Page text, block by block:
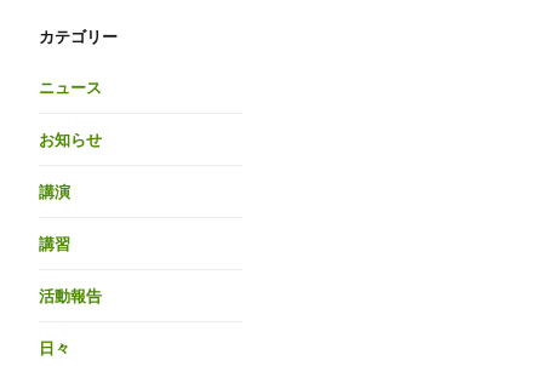
カテゴリー
ニュース
お知らせ
講演
講習
活動報告
日々